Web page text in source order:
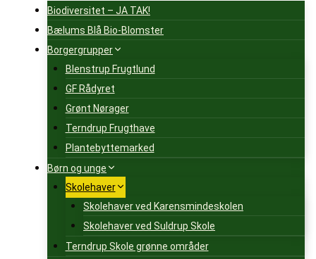
Biodiversitet – JA TAK!
Bælums Blå Bio-Blomster
Borgergrupper
Blenstrup Frugtlund
GF Rådyret
Grønt Nørager
Terndrup Frugthave
Plantebyttemarked
Børn og unge
Skolehaver
Skolehaver ved Karensmindeskolen
Skolehaver ved Suldrup Skole
Terndrup Skole grønne områder